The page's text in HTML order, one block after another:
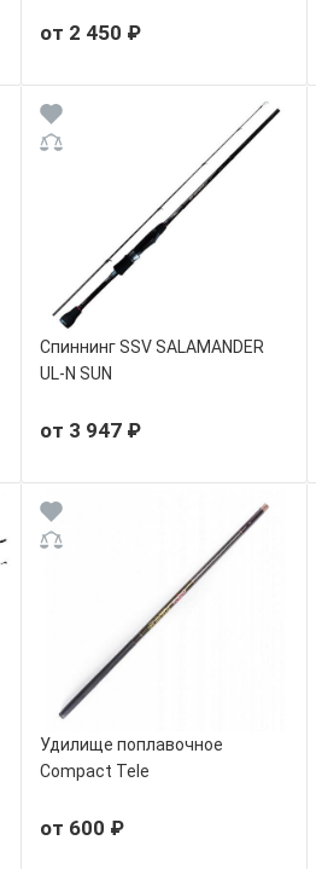
от 2 450 ₽
Спиннинг SSV SALAMANDER
UL-N SUN
от 3 947 ₽
Удилище поплавочное
Compact Tele
от 600 ₽